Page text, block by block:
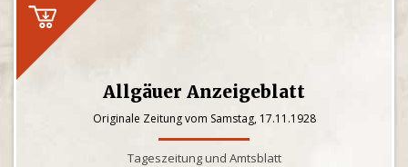
Allgäuer Anzeigeblatt
Originale Zeitung vom Samstag, 17.11.1928
Tageszeitung und Amtsblatt